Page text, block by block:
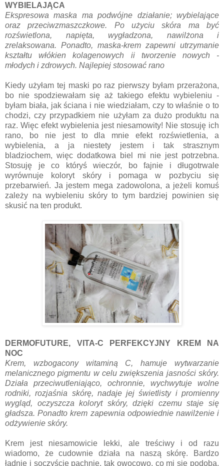
WYBIELAJĄCA
Ekspresowa maska ma podwójne działanie; wybielające
oraz przeciwzmaszczkowe. Po użyciu skóra ma być
rozświetlona, napięta, wygładzona, nawilżona i
zrelaksowana. Ponadto, maska-krem zapewni utrzymanie
kształtu włókien kolagenowych ii tworzenie nowych -
młodych i zdrowych. Najlepiej stosować rano
Kiedy użyłam tej maski po raz pierwszy byłam przerażona,
bo nie spodziewałam się aż takiego efektu wybieleniu -
byłam biała, jak ściana i nie wiedziałam, czy to właśnie o to
chodzi, czy przypadkiem nie użyłam za dużo produktu na
raz. Więc efekt wybielenia jest niesamowity! Nie stosuję ich
rano, bo nie jest to dla mnie efekt rozświetlenia, a
wybielenia, a ja niestety jestem i tak strasznym
bladziochem, więc dodatkowa biel mi nie jest potrzebna.
Stosuję je co któryś wieczór, bo fajnie i długotrwale
wyrównuje koloryt skóry i pomaga w pozbyciu się
przebarwień. Ja jestem mega zadowolona, a jeżeli komuś
zależy na wybieleniu skóry to tym bardziej powinien się
skusić na ten produkt.
DERMOFUTURE, VITA-C PERFEKCYJNY KREM NA
NOC
Krem, wzbogacony witaminą C, hamuje wytwarzanie
melanicznego pigmentu w celu zwiększenia jasności skóry.
Działa przeciwutleniająco, ochronnie, wychwytuje wolne
rodniki, rozjaśnia skórę, nadaje jej świetlisty i promienny
wygląd, oczyszcza koloryt skóry, dzięki czemu staje się
gładsza. Ponadto krem zapewnia odpowiednie nawilżenie i
odżywienie skóry.
Krem jest niesamowicie lekki, ale treściwy i od razu
wiadomo, że cudownie działa na naszą skórę. Bardzo
ładnie i soczyście pachnie, tak owocowo, co mi się podoba.